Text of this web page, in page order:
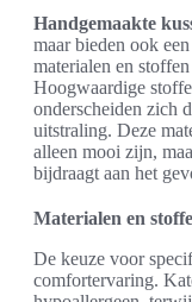
Handgemaakte
maar bieden ook
materialen en
Hoogwaardige
onderscheiden zich
uitstraling. Deze
alleen mooi zijn,
bijdraagt aan het
Materialen en
De keuze voor
comfortervaring.